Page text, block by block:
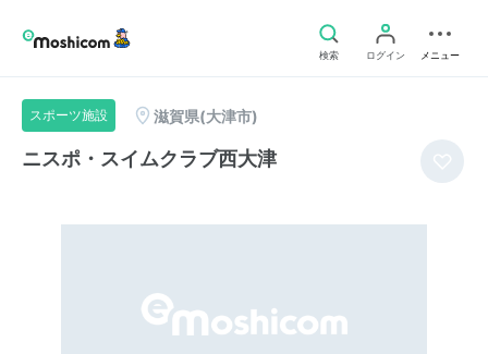
検索 ログイン メニュー
スポーツ施設 滋賀県(大津市)
ニスポ・スイムクラブ西大津